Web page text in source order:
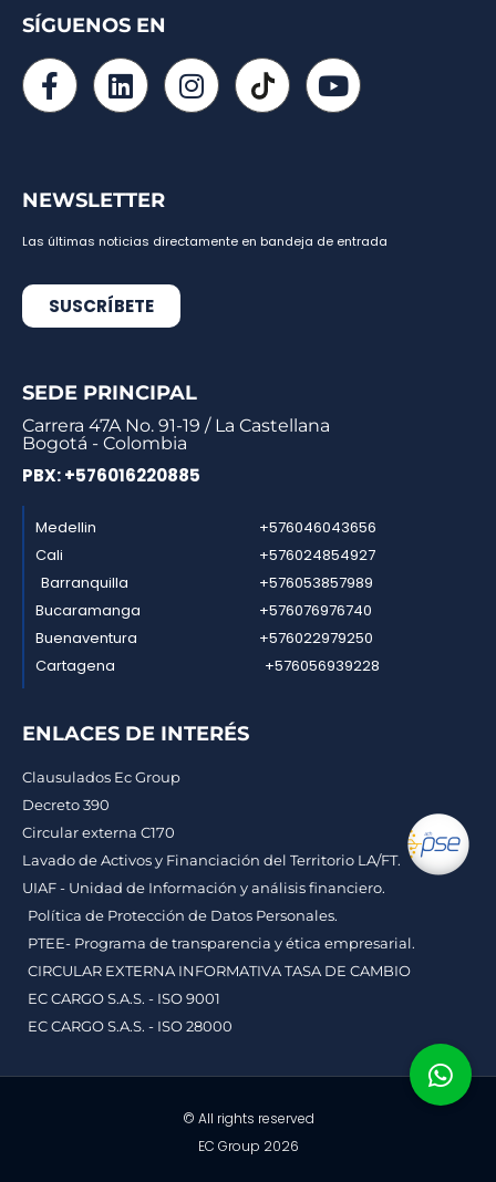
SÍGUENOS EN
NEWSLETTER
Las últimas noticias directamente en bandeja de entrada
SUSCRÍBETE
SEDE PRINCIPAL
Carrera 47A No. 91-19 / La Castellana
Bogotá - Colombia
PBX: +576016220885
Medellin
Cali
Barranquilla
Bucaramanga
Buenaventura
Cartagena
+576046043656
+576024854927
+576053857989
+576076976740
+576022979250
+576056939228
ENLACES DE INTERÉS
Clausulados Ec Group
Decreto 390
Circular externa C170
Lavado de Activos y Financiación del Territorio LA/FT.
UIAF - Unidad de Información y análisis financiero.
Política de Protección de Datos Personales.
PTEE- Programa de transparencia y ética empresarial.
CIRCULAR EXTERNA INFORMATIVA TASA DE CAMBIO
EC CARGO S.A.S. - ISO 9001
EC CARGO S.A.S. - ISO 28000
© All rights reserved
EC Group 2026